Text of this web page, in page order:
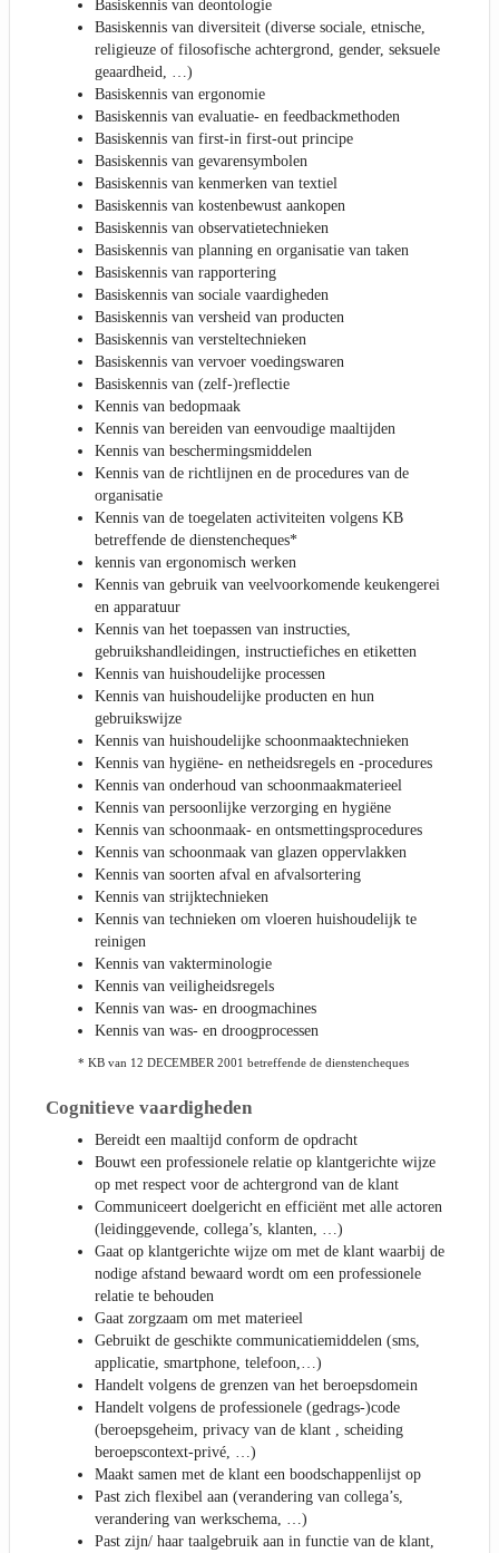
Basiskennis van deontologie
Basiskennis van diversiteit (diverse sociale, etnische,
religieuze of filosofische achtergrond, gender, seksuele
geaardheid, …)
Basiskennis van ergonomie
Basiskennis van evaluatie- en feedbackmethoden
Basiskennis van first-in first-out principe
Basiskennis van gevarensymbolen
Basiskennis van kenmerken van textiel
Basiskennis van kostenbewust aankopen
Basiskennis van observatietechnieken
Basiskennis van planning en organisatie van taken
Basiskennis van rapportering
Basiskennis van sociale vaardigheden
Basiskennis van versheid van producten
Basiskennis van versteltechnieken
Basiskennis van vervoer voedingswaren
Basiskennis van (zelf-)reflectie
Kennis van bedopmaak
Kennis van bereiden van eenvoudige maaltijden
Kennis van beschermingsmiddelen
Kennis van de richtlijnen en de procedures van de
organisatie
Kennis van de toegelaten activiteiten volgens KB
betreffende de dienstencheques*
kennis van ergonomisch werken
Kennis van gebruik van veelvoorkomende keukengerei
en apparatuur
Kennis van het toepassen van instructies,
gebruikshandleidingen, instructiefiches en etiketten
Kennis van huishoudelijke processen
Kennis van huishoudelijke producten en hun
gebruikswijze
Kennis van huishoudelijke schoonmaaktechnieken
Kennis van hygiëne- en netheidsregels en -procedures
Kennis van onderhoud van schoonmaakmaterieel
Kennis van persoonlijke verzorging en hygiëne
Kennis van schoonmaak- en ontsmettingsprocedures
Kennis van schoonmaak van glazen oppervlakken
Kennis van soorten afval en afvalsortering
Kennis van strijktechnieken
Kennis van technieken om vloeren huishoudelijk te
reinigen
Kennis van vakterminologie
Kennis van veiligheidsregels
Kennis van was- en droogmachines
Kennis van was- en droogprocessen
* KB van 12 DECEMBER 2001 betreffende de dienstencheques
Cognitieve vaardigheden
Bereidt een maaltijd conform de opdracht
Bouwt een professionele relatie op klantgerichte wijze
op met respect voor de achtergrond van de klant
Communiceert doelgericht en efficiënt met alle actoren
(leidinggevende, collega’s, klanten, …)
Gaat op klantgerichte wijze om met de klant waarbij de
nodige afstand bewaard wordt om een professionele
relatie te behouden
Gaat zorgzaam om met materieel
Gebruikt de geschikte communicatiemiddelen (sms,
applicatie, smartphone, telefoon,…)
Handelt volgens de grenzen van het beroepsdomein
Handelt volgens de professionele (gedrags-)code
(beroepsgeheim, privacy van de klant , scheiding
beroepscontext-privé, …)
Maakt samen met de klant een boodschappenlijst op
Past zich flexibel aan (verandering van collega’s,
verandering van werkschema, …)
Past zijn/ haar taalgebruik aan in functie van de klant,